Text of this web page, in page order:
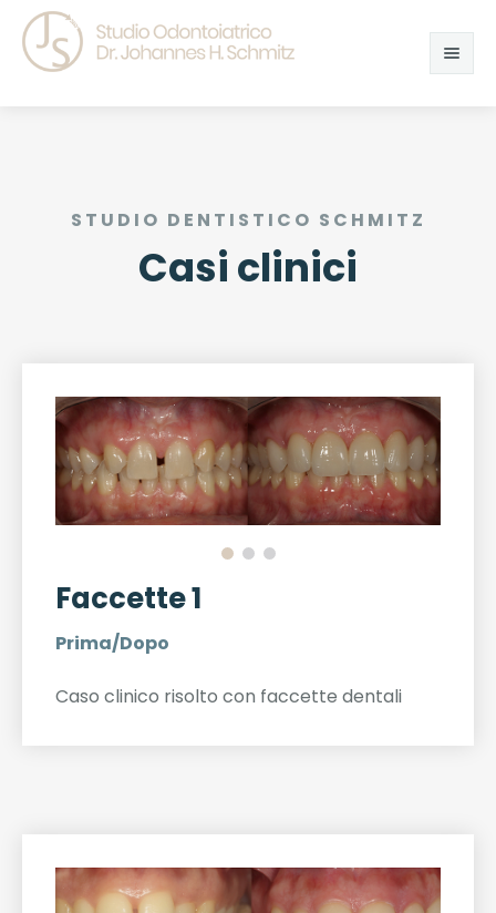
CASI CLINICI
APPROFONDIMENTI
STUDIO DENTISTICO SCHMITZ
Casi clinici
Faccette 1
Prima/Dopo
Caso clinico risolto con faccette dentali